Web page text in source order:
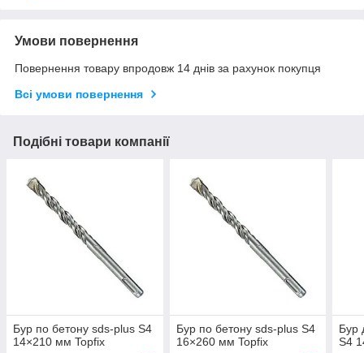
Умови повернення
Повернення товару впродовж 14 днів за рахунок покупця
Всі умови повернення
Подібні товари компанії
Бур по бетону sds-plus S4
14×210 мм Topfix
Бур по бетону sds-plus S4
16×260 мм Topfix
Бур
S4